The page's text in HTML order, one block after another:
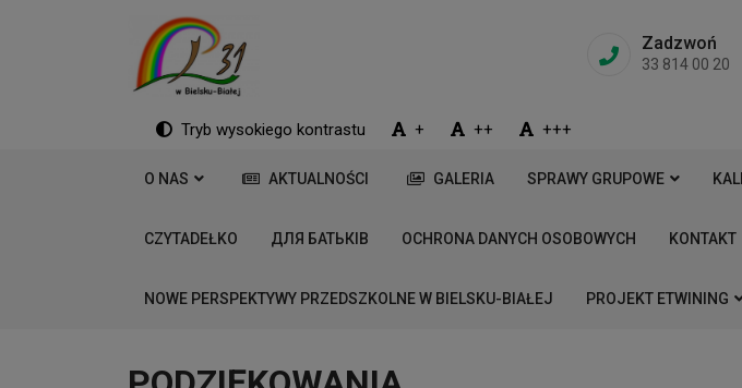
Zadzwoń
33 814 00 20
Tryb wysokiego kontrastu + ++ +++
O NAS AKTUALNOŚCI GALERIA SPRAWY GRUPOWE
CZYTADEŁKO ДЛЯ БАТЬКІВ OCHRONA DANYCH OSOBOWYCH KONTAKT
NOWE PERSPEKTYWY PRZEDSZKOLNE W BIELSKU-BIAŁEJ PROJEKT ETWINING